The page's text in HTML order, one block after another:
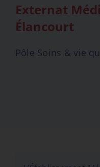
Externat
Élancourt
Pôle Soins & vie